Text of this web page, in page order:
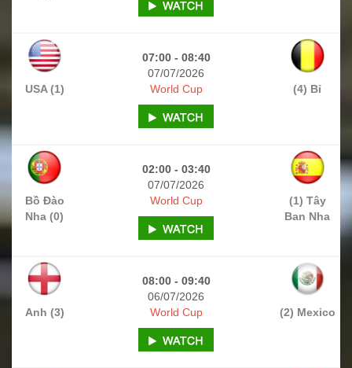
07:00 - 08:40
07/07/2026
USA (1)
(4) Bỉ
World Cup
02:00 - 03:40
07/07/2026
Bồ Đào
Nha (0)
(1) Tây
Ban Nha
World Cup
08:00 - 09:40
06/07/2026
Anh (3)
(2) Mexico
World Cup